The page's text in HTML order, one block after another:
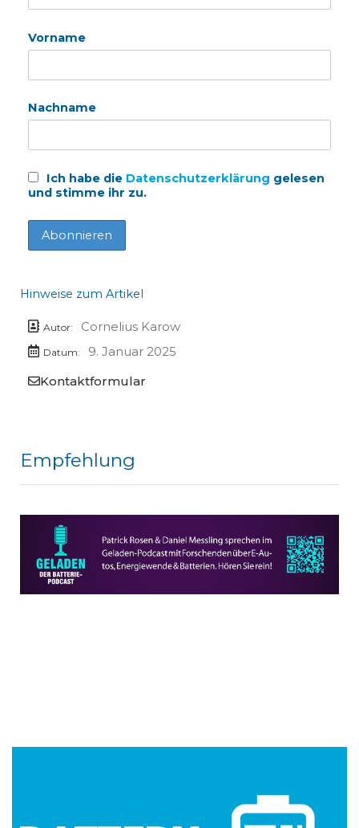
Vorname
Nachname
Ich habe die Datenschutzerklärung gelesen
und stimme ihr zu.
Hinweise zum Artikel
Autor: Cornelius Karow
Datum:
9. Januar 2025
Kontaktformular
Empfehlung